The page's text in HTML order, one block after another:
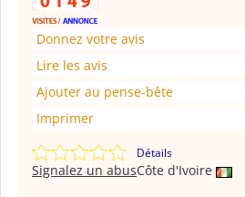
Donnez votre avis
Lire les avis
Ajouter au pense-bête
Imprimer
Détails
Côte d'Ivoire
Signalez un abus